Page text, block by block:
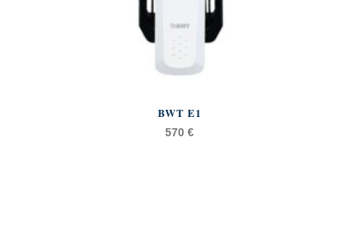
BWT E1
570 €